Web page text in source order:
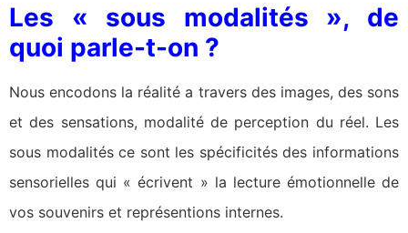
Les « sous modalités », de
quoi parle-t-on ?
Nous encodons la réalité a travers des images, des sons
et des sensations, modalité de perception du réel. Les
sous modalités ce sont les spécificités des informations
sensorielles qui « écrivent » la lecture émotionnelle de
vos souvenirs et représentions internes.